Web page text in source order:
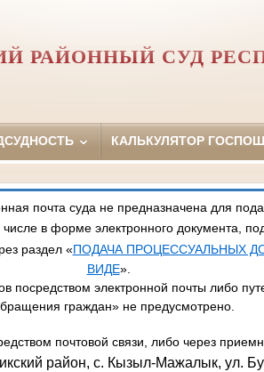
РАЙОННЫЙ СУД
КАЛЬКУЛЯТОР
почта суда не предназначена для
в форме электронного документа,
раздел «ПОДАЧА ПРОЦЕССУАЛЬНЫХ
ВИДЕ».
посредством электронной почты либо
граждан» не предусмотрено.
почтовой связи, либо через
район, с. Кызыл-Мажалык, ул.